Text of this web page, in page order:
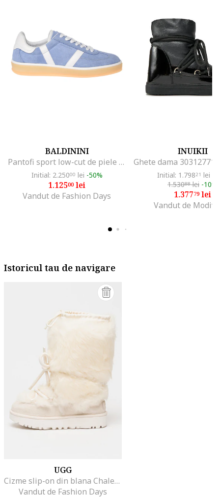
BALDININI
Pantofi sport low-cut de piele si piele intoarsa, Albastru
Initial: 2.25000 lei -50%
1.12500lei
Vandut de Fashion Days
INUIKII
Initial: 1.79821 lei
1.53088lei -10%
1.37779lei
Vandut de
Istoricul tau de navigare
UGG
Cizme slip-on din blana Chalet, Alb murdar
Vandut de Fashion Days